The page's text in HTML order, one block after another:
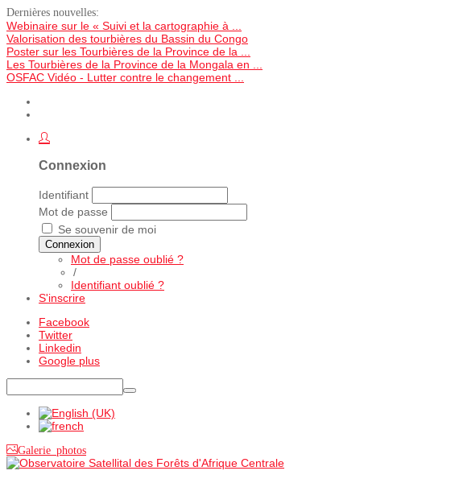
Dernières nouvelles:
Webinaire sur le « Suivi et la cartographie à ...
Valorisation des tourbières du Bassin du Congo
Poster sur les Tourbières de la Province de la ...
Les Tourbières de la Province de la Mongala en ...
OSFAC Vidéo - Lutter contre le changement ...
Connexion
Identifiant
Mot de passe
Se souvenir de moi
Connexion
Mot de passe oublié ?
/
Identifiant oublié ?
S'inscrire
Facebook
Twitter
Linkedin
Google plus
Galerie photos